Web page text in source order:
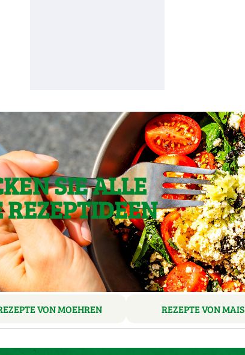
SIE ALLE
REZEPTIDEEN
VON MOEHREN REZEPTE VON MAIS